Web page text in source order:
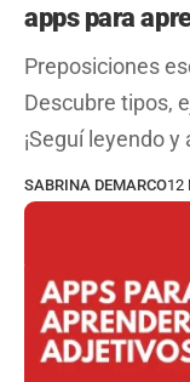
apps para
Preposiciones
Descubre tipos,
¡Seguí leyendo
SABRINA DEMARCO12